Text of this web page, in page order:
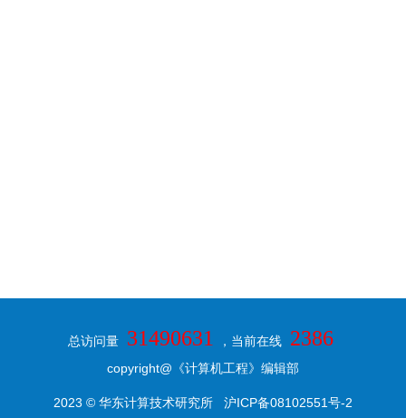
总访问量 31490631 ，当前在线 2386
copyright@《计算机工程》编辑部
2023 © 华东计算技术研究所 沪ICP备08102551号-2